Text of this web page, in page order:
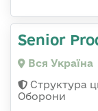
Senior
Вся Україна
Структура
Оборони